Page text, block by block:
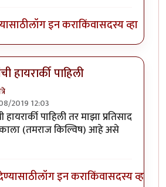
लॉग इन कराकिंवासदस्य व्हा
हायरार्की पाहिली
2019 12:03
गीता मला फार आवडायची. खूपby
हायरार्की पाहिली तर माझा प्रतिसाद
(तमराज किल्विष) आहे असे
लॉग इन कराकिंवासदस्य व्हा